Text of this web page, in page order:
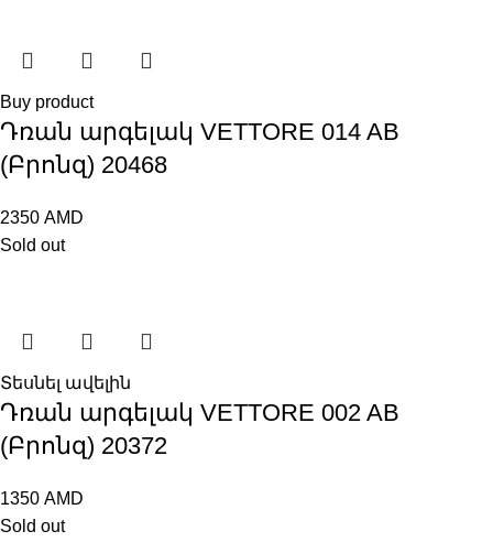
Buy product
Դռան արգելակ VETTORE 014 AB
(Բրոնզ) 20468
2350 AMD
Sold out
Տեսնել ավելին
Դռան արգելակ VЕTTORE 002 AB
(Բրոնզ) 20372
1350 AMD
Sold out